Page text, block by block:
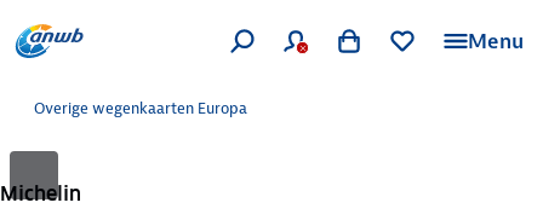
Menu
Overige wegenkaarten Europa
Michelin